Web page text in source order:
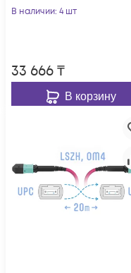
OM3), 10 метров
В наличии: 4 шт
33 666₸
В корзину